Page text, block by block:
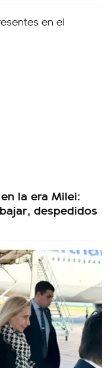
la era Milei:
despedidos